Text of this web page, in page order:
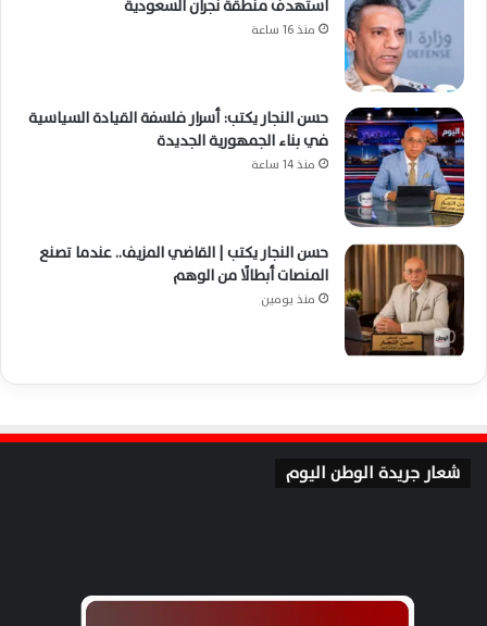
استهدف منطقة نجران السعودية
منذ 16 ساعة
حسن النجار يكتب: أسرار فلسفة القيادة السياسية
في بناء الجمهورية الجديدة
منذ 14 ساعة
حسن النجار يكتب | القاضي المزيف.. عندما تصنع
المنصات أبطالًا من الوهم
منذ يومين
شعار جريدة الوطن اليوم